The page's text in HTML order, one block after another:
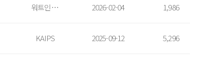
워트인텔리전스 2026-02-04 1,986
KAIPS 2025-09-12 5,296